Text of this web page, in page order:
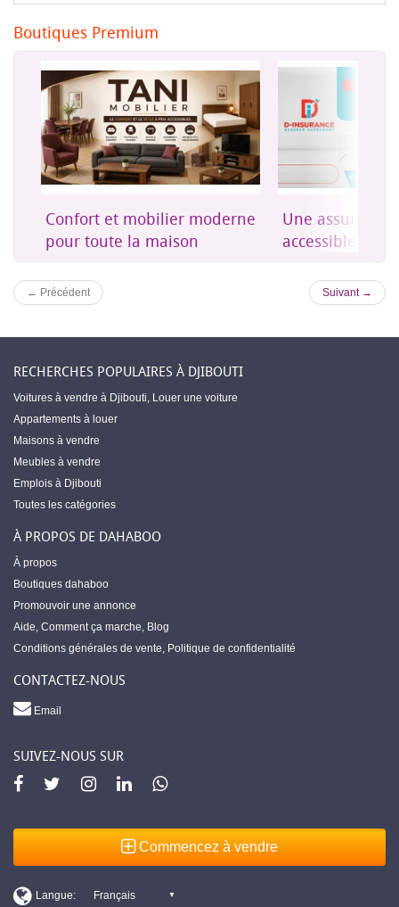
Boutiques Premium
Confort et mobilier moderne
pour toute la maison
Une
accessible à
← Précédent Suivant →
RECHERCHES POPULAIRES À DJIBOUTI
Voitures à vendre à Djibouti, Louer une voiture
Appartements à louer
Maisons à vendre
Meubles à vendre
Emplois à Djibouti
Toutes les catégories
À PROPOS DE DAHABOO
À propos
Boutiques dahaboo
Promouvoir une annonce
Aide, Comment ça marche, Blog
Conditions générales de vente, Politique de confidentialité
CONTACTEZ-NOUS
Email
SUIVEZ-NOUS SUR
Commencez à vendre